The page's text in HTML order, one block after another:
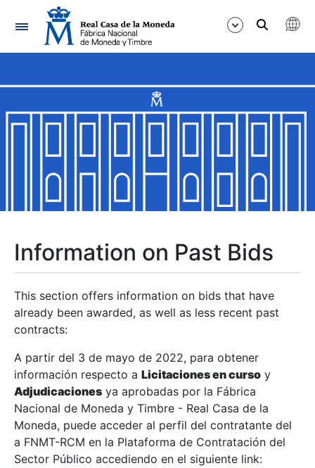
Navigation
Show/Hide
Show/Hide
Show/Hide
Show/Hide
Show/Hide
Information on Past Bids
This section offers information on bids that have
already been awarded, as well as less recent past
contracts:
A partir del 3 de mayo de 2022, para obtener
información respecto a Licitaciones en curso y
Adjudicaciones ya aprobadas por la Fábrica
Nacional de Moneda y Timbre - Real Casa de la
Moneda, puede acceder al perfil del contratante del
a FNMT-RCM en la Plataforma de Contratación del
Sector Público accediendo en el siguiente link: